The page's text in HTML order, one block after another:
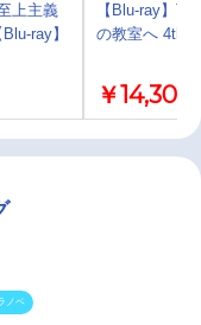
上主義
ray】
【Blu-ray】
の教室へ 4th
￥14,300
ノベ